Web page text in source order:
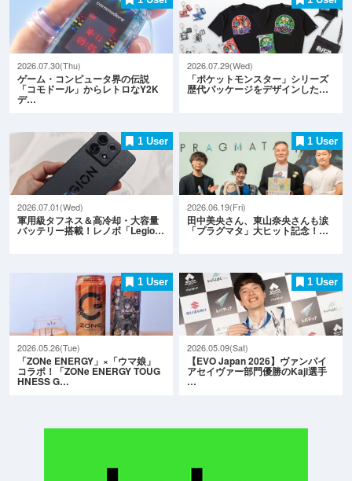
2026.07.30(Thu)
ゲーム・コンピュータ界の伝説
「コモドール」からレトロなY2K
デ…
2026.07.29(Wed)
「ポケットモンスター」シリーズ
歴代パッケージをデザインした…
1 User
2026.07.01(Wed)
軍用級タフネス＆高冷却・大容量
バッテリー搭載！レノボ「Legio…
1 User
2026.06.19(Fri)
田中美央さん、東山奈央さんも涙
「プラグマタ」大ヒット記念！…
1 User
2026.05.26(Tue)
「ZONe ENERGY」×「ウマ娘」
コラボ！「ZONe ENERGY TOUG
HNESS G…
1 User
2026.05.09(Sat)
【EVO Japan 2026】ヴァンパイ
アセイヴァー部門優勝のKaji選手
…